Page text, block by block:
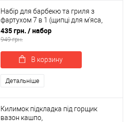
Набір для барбекю та гриля з
фартухом 7 в 1 (щипці для м'яса,
лопатка, веделка, рукавиця)
Stenson (MH-0168)
435 грн. / набор
949 грн.
В корзину
Детальніше
Килимок підкладка під горщик
вазон кашпо,